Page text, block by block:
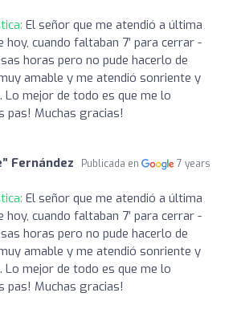
El señor que me atendió a última
hoy, cuando faltaban 7’ para cerrar -
horas pero no pude hacerlo de
amable y me atendió sonriente y
Lo mejor de todo es que me lo
pas! Muchas gracias!
Fernández Publicada en
7 years
El señor que me atendió a última
hoy, cuando faltaban 7’ para cerrar -
horas pero no pude hacerlo de
amable y me atendió sonriente y
Lo mejor de todo es que me lo
pas! Muchas gracias!